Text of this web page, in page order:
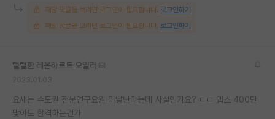
해당 댓글을 보려면 로그인이 필요합니다. 로그인하기
해당 댓글을 보려면 로그인이 필요합니다. 로그인하기
털털한 레온하르트 오일러
요새는 수도권 전문연구요원 미달난다는데 사실인가요? ㄷㄷ 텝스 400만
맞아도 합격하는건가